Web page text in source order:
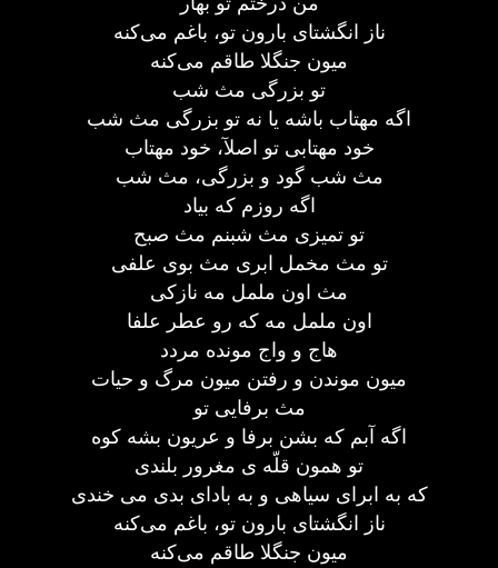
ناز انگشتای بارون تو، باغم می‌کنه
میون جنگلا طاقم می‌کنه
تو بزرگی مث شب
اگه مهتاب باشه یا نه تو بزرگی مث شب
خود مهتابی تو اصلآ، خود مهتاب
مث شب گود و بزرگی، مث شب
اگه روزم که بیاد
تو تمیزی مث شبنم مث صبح
تو مث مخمل ابری مث بوی علفی
مث اون ململ مه نازکی
اون ململ مه که رو عطر علفا
هاج و واج مونده مردد
میون موندن و رفتن میون مرگ و حیات
مث برفایی تو
اگه آبم که بشن برفا و عریون بشه کوه
تو همون قلّه ی مغرور بلندی
که به ابرای سیاهی و به بادای بدی می خندی
ناز انگشتای بارون تو، باغم می‌کنه
میون جنگلا طاقم می‌کنه